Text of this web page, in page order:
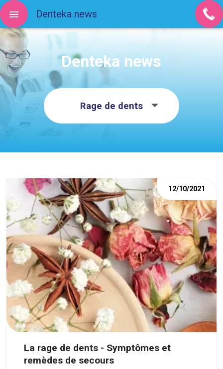
Denteka news
Rage de dents
La rage de dents - Symptômes et
remèdes de secours
12/10/2021
Denteka news